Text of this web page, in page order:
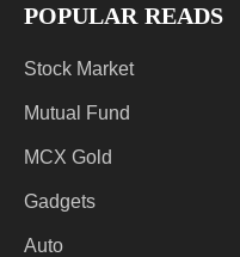
POPULAR READS
Stock Market
Mutual Fund
MCX Gold
Gadgets
Auto